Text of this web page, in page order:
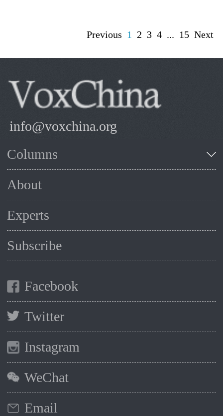
Previous 1 2 3 4 ... 15 Next
info@voxchina.org
Columns
About
Experts
Subscribe
Facebook
Twitter
Instagram
WeChat
Email